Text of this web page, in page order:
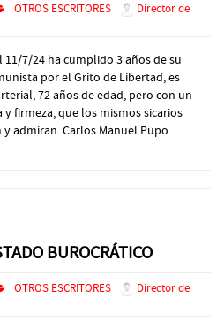
OTROS ESCRITORES
Director de
7/24 ha cumplido 3 años de su
por el Grito de Libertad, es
72 años de edad, pero con un
firmeza, que los mismos sicarios
admiran. Carlos Manuel Pupo
BUROCRÁTICO
OTROS ESCRITORES
Director de